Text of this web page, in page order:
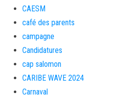
CAESM
café des parents
campagne
Candidatures
cap salomon
CARIBE WAVE 2024
Carnaval